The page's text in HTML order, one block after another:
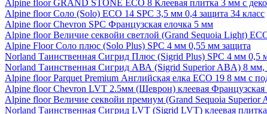
Alpine floor GRAND STONE ECO 8 Клеевая плитка 3 мм с
Alpine floor Соло (Solo) ECO 14 SPC 3,5 мм 0,4 защита 34 класс
Alpine floor Chevron SPC Французская елочка 5 мм
Alpine floor Величие секвойи светлой (Grand Sequoia Light)
Alpine Floor Соло плюс (Solo Plus) SPC 4 мм 0,55 мм защита
Norland Таинственная Сигрид Плюс (Sigrid Plus) SPC 4 мм 0,5
Norland Таинственная Сигрид АВА (Sigrid Superior ABA) 8 мм,
Alpine floor Parquet Premium Английская елка ECO 19 8 мм с
Alpine floor Chevron LVT 2.5мм (Шеврон) клеевая Французская
Alpine floor Величие секвойи премиум (Grand Sequoia
Norland Таинственная Сигрид LVT (Sigrid LVT) клеевая плитка